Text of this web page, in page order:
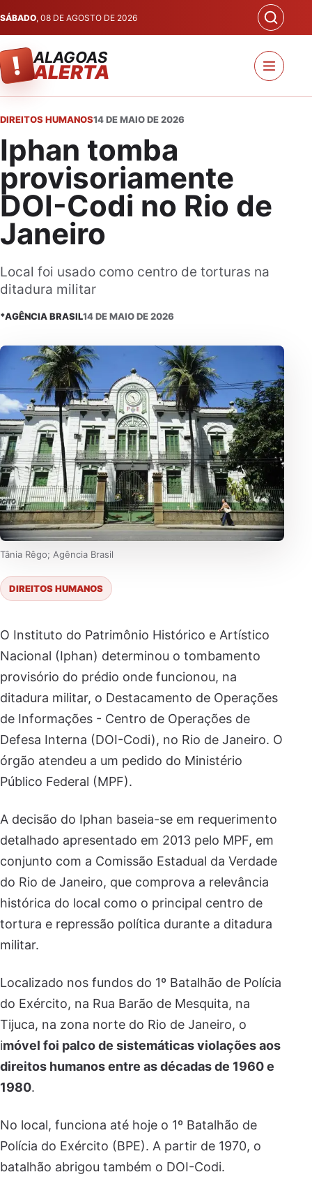
SÁBADO, 08 DE AGOSTO DE 2026
! ALAGOAS
ALERTA
DIREITOS HUMANOS14 DE MAIO DE 2026
Iphan tomba
provisoriamente
DOI-Codi no Rio de
Janeiro
Local foi usado como centro de torturas na
ditadura militar
*AGÊNCIA BRASIL14 DE MAIO DE 2026
Tânia Rêgo; Agência Brasil
DIREITOS HUMANOS
O Instituto do Patrimônio Histórico e Artístico
Nacional (Iphan) determinou o tombamento
provisório do prédio onde funcionou, na
ditadura militar, o Destacamento de Operações
de Informações - Centro de Operações de
Defesa Interna (DOI-Codi), no Rio de Janeiro. O
órgão atendeu a um pedido do Ministério
Público Federal (MPF).
A decisão do Iphan baseia-se em requerimento
detalhado apresentado em 2013 pelo MPF, em
conjunto com a Comissão Estadual da Verdade
do Rio de Janeiro, que comprova a relevância
histórica do local como o principal centro de
tortura e repressão política durante a ditadura
militar.
Localizado nos fundos do 1º Batalhão de Polícia
do Exército, na Rua Barão de Mesquita, na
Tijuca, na zona norte do Rio de Janeiro, o
imóvel foi palco de sistemáticas violações aos
direitos humanos entre as décadas de 1960 e
1980.
No local, funciona até hoje o 1º Batalhão de
Polícia do Exército (BPE). A partir de 1970, o
batalhão abrigou também o DOI-Codi.